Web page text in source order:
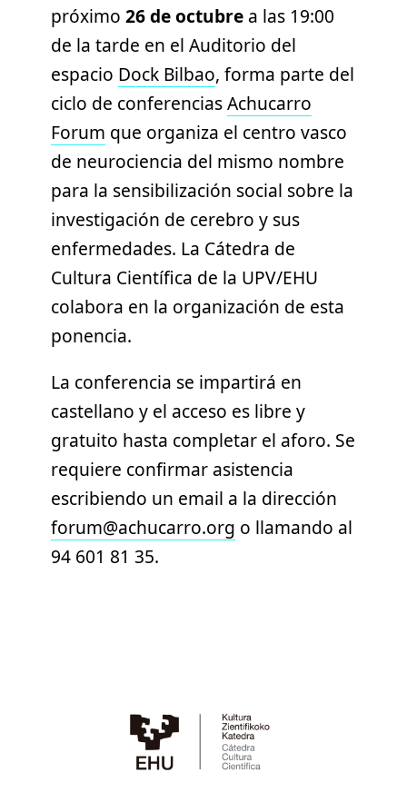
próximo 26 de octubre a las 19:00
de la tarde en el Auditorio del
espacio Dock Bilbao, forma parte del
ciclo de conferenciasAchucarro
Forum que organiza el centro vasco
de neurociencia del mismo nombre
para la sensibilización social sobre la
investigación de cerebro y sus
enfermedades. La Cátedra de
Cultura Científica de la UPV/EHU
colabora en la organización de esta
ponencia.
La conferencia se impartirá en
castellano y el acceso es libre y
gratuito hasta completar el aforo. Se
requiere confirmar asistencia
escribiendo un email a la dirección
forum@achucarro.org o llamando al
94 601 81 35.